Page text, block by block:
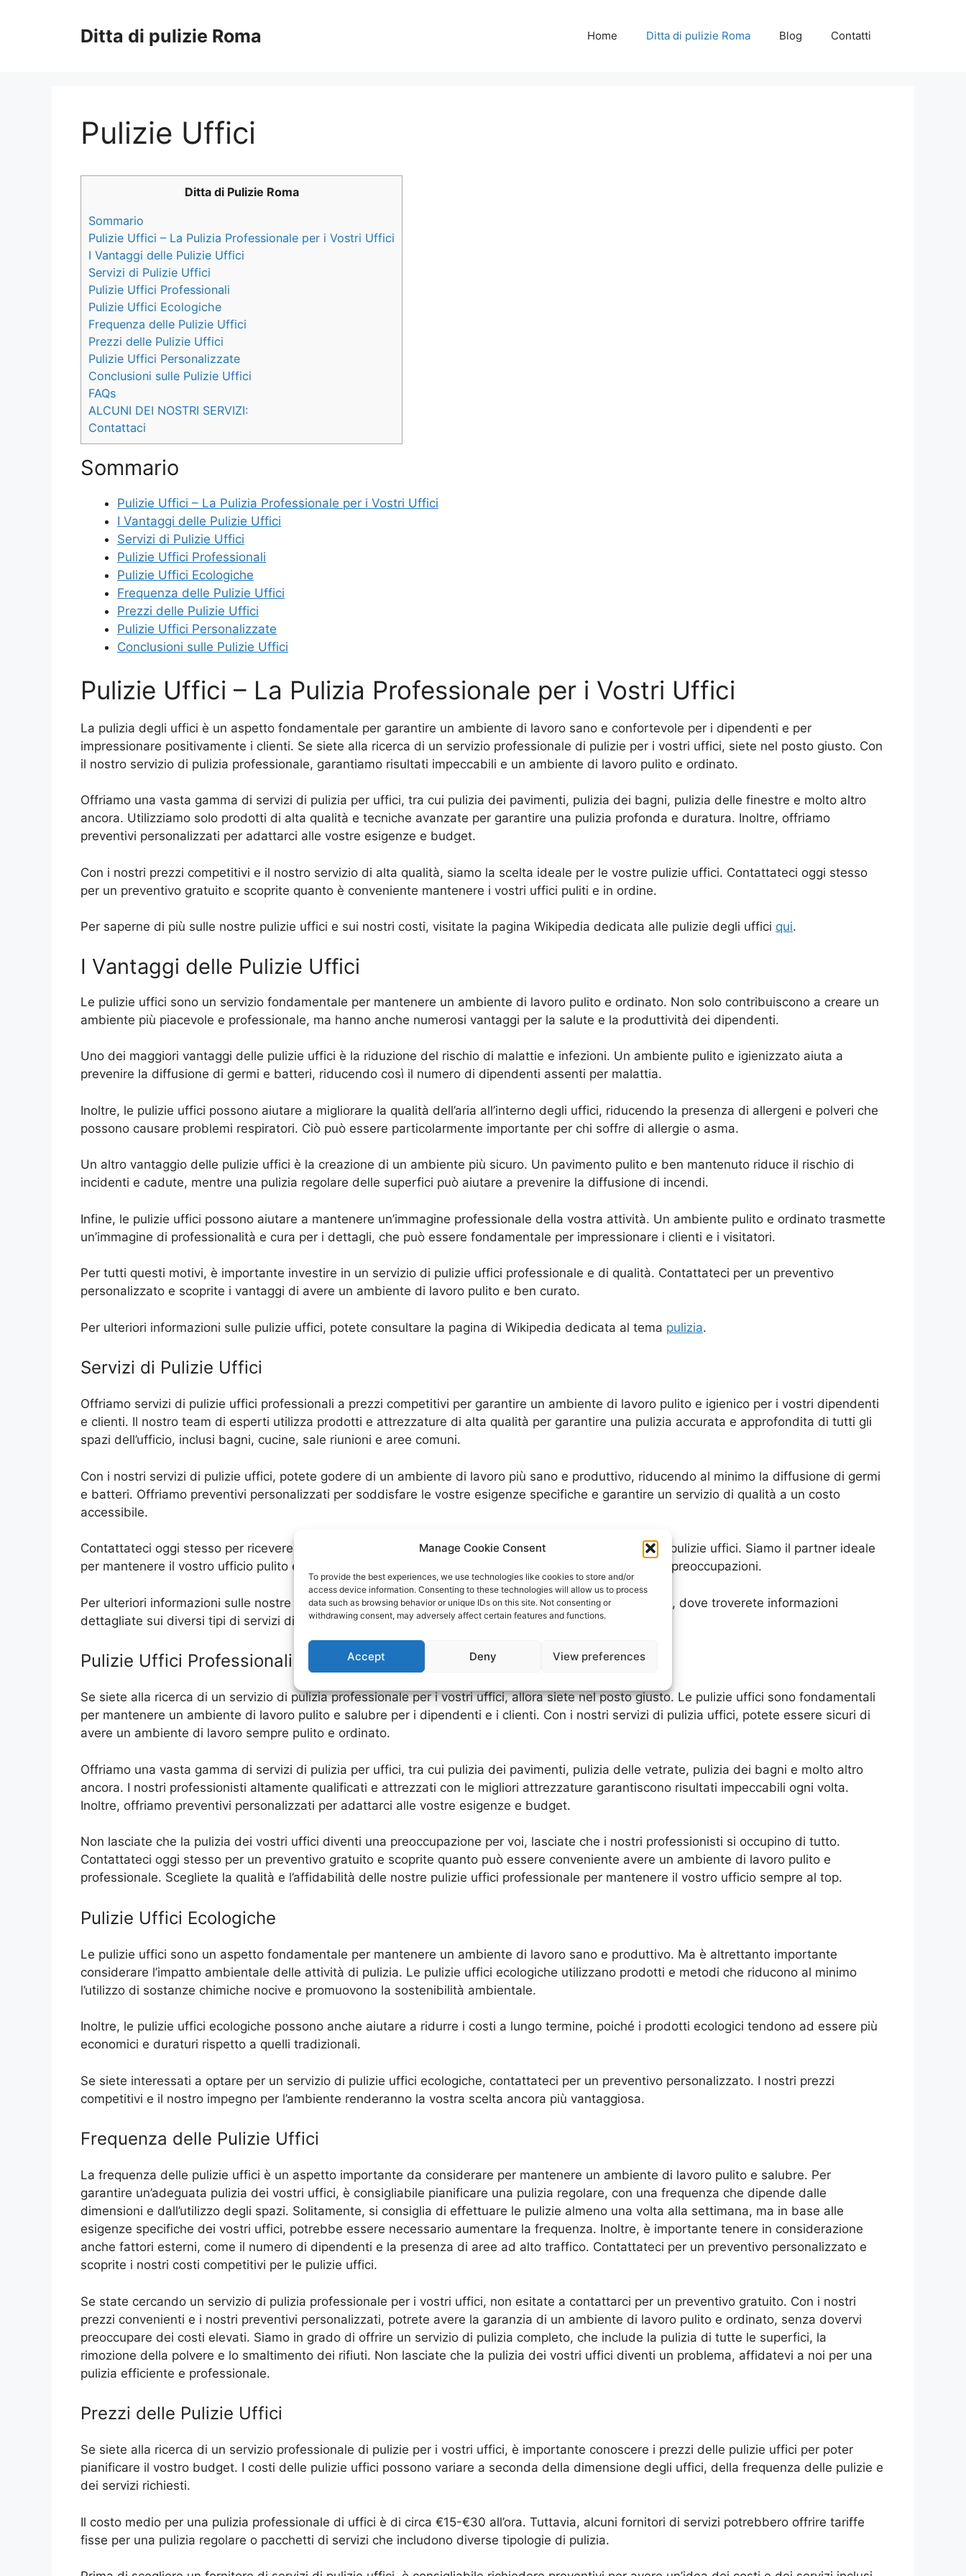
Manage Cookie Consent
To provide the best experiences, we use technologies like cookies to store and/or
access device information. Consenting to these technologies will allow us to process
data such as browsing behavior or unique IDs on this site. Not consenting or
withdrawing consent, may adversely affect certain features and functions.
Accept Deny View preferences
Ditta di pulizie Roma Home Ditta di pulizie Roma Blog Contatti
Pulizie Uffici
Ditta di Pulizie Roma
Sommario
Pulizie Uffici – La Pulizia Professionale per i Vostri Uffici
I Vantaggi delle Pulizie Uffici
Servizi di Pulizie Uffici
Pulizie Uffici Professionali
Pulizie Uffici Ecologiche
Frequenza delle Pulizie Uffici
Prezzi delle Pulizie Uffici
Pulizie Uffici Personalizzate
Conclusioni sulle Pulizie Uffici
FAQs
ALCUNI DEI NOSTRI SERVIZI:
Contattaci
Sommario
Pulizie Uffici – La Pulizia Professionale per i Vostri Uffici
I Vantaggi delle Pulizie Uffici
Servizi di Pulizie Uffici
Pulizie Uffici Professionali
Pulizie Uffici Ecologiche
Frequenza delle Pulizie Uffici
Prezzi delle Pulizie Uffici
Pulizie Uffici Personalizzate
Conclusioni sulle Pulizie Uffici
Pulizie Uffici – La Pulizia Professionale per i Vostri Uffici
La pulizia degli uffici è un aspetto fondamentale per garantire un ambiente di lavoro sano e confortevole per i dipendenti e per
impressionare positivamente i clienti. Se siete alla ricerca di un servizio professionale di pulizie per i vostri uffici, siete nel posto giusto. Con
il nostro servizio di pulizia professionale, garantiamo risultati impeccabili e un ambiente di lavoro pulito e ordinato.
Offriamo una vasta gamma di servizi di pulizia per uffici, tra cui pulizia dei pavimenti, pulizia dei bagni, pulizia delle finestre e molto altro
ancora. Utilizziamo solo prodotti di alta qualità e tecniche avanzate per garantire una pulizia profonda e duratura. Inoltre, offriamo
preventivi personalizzati per adattarci alle vostre esigenze e budget.
Con i nostri prezzi competitivi e il nostro servizio di alta qualità, siamo la scelta ideale per le vostre pulizie uffici. Contattateci oggi stesso
per un preventivo gratuito e scoprite quanto è conveniente mantenere i vostri uffici puliti e in ordine.
Per saperne di più sulle nostre pulizie uffici e sui nostri costi, visitate la pagina Wikipedia dedicata alle pulizie degli uffici qui.
I Vantaggi delle Pulizie Uffici
Le pulizie uffici sono un servizio fondamentale per mantenere un ambiente di lavoro pulito e ordinato. Non solo contribuiscono a creare un
ambiente più piacevole e professionale, ma hanno anche numerosi vantaggi per la salute e la produttività dei dipendenti.
Uno dei maggiori vantaggi delle pulizie uffici è la riduzione del rischio di malattie e infezioni. Un ambiente pulito e igienizzato aiuta a
prevenire la diffusione di germi e batteri, riducendo così il numero di dipendenti assenti per malattia.
Inoltre, le pulizie uffici possono aiutare a migliorare la qualità dell’aria all’interno degli uffici, riducendo la presenza di allergeni e polveri che
possono causare problemi respiratori. Ciò può essere particolarmente importante per chi soffre di allergie o asma.
Un altro vantaggio delle pulizie uffici è la creazione di un ambiente più sicuro. Un pavimento pulito e ben mantenuto riduce il rischio di
incidenti e cadute, mentre una pulizia regolare delle superfici può aiutare a prevenire la diffusione di incendi.
Infine, le pulizie uffici possono aiutare a mantenere un’immagine professionale della vostra attività. Un ambiente pulito e ordinato trasmette
un’immagine di professionalità e cura per i dettagli, che può essere fondamentale per impressionare i clienti e i visitatori.
Per tutti questi motivi, è importante investire in un servizio di pulizie uffici professionale e di qualità. Contattateci per un preventivo
personalizzato e scoprite i vantaggi di avere un ambiente di lavoro pulito e ben curato.
Per ulteriori informazioni sulle pulizie uffici, potete consultare la pagina di Wikipedia dedicata al tema pulizia.
Servizi di Pulizie Uffici
Offriamo servizi di pulizie uffici professionali a prezzi competitivi per garantire un ambiente di lavoro pulito e igienico per i vostri dipendenti
e clienti. Il nostro team di esperti utilizza prodotti e attrezzature di alta qualità per garantire una pulizia accurata e approfondita di tutti gli
spazi dell’ufficio, inclusi bagni, cucine, sale riunioni e aree comuni.
Con i nostri servizi di pulizie uffici, potete godere di un ambiente di lavoro più sano e produttivo, riducendo al minimo la diffusione di germi
e batteri. Offriamo preventivi personalizzati per soddisfare le vostre esigenze specifiche e garantire un servizio di qualità a un costo
accessibile.
Contattateci oggi stesso per ricevere un preventivo gratuito e scoprire i nostri prezzi competitivi per le pulizie uffici. Siamo il partner ideale
per mantenere il vostro ufficio pulito e ordinato, permettendovi di concentrarvi sul vostro lavoro senza preoccupazioni.
Per ulteriori informazioni sulle nostre pulizie uffici, potete consultare la pagina diWikipedia sulla pulizia , dove troverete informazioni
dettagliate sui diversi tipi di servizi di pulizia disponibili.
Pulizie Uffici Professionali
Se siete alla ricerca di un servizio di pulizia professionale per i vostri uffici, allora siete nel posto giusto. Le pulizie uffici sono fondamentali
per mantenere un ambiente di lavoro pulito e salubre per i dipendenti e i clienti. Con i nostri servizi di pulizia uffici, potete essere sicuri di
avere un ambiente di lavoro sempre pulito e ordinato.
Offriamo una vasta gamma di servizi di pulizia per uffici, tra cui pulizia dei pavimenti, pulizia delle vetrate, pulizia dei bagni e molto altro
ancora. I nostri professionisti altamente qualificati e attrezzati con le migliori attrezzature garantiscono risultati impeccabili ogni volta.
Inoltre, offriamo preventivi personalizzati per adattarci alle vostre esigenze e budget.
Non lasciate che la pulizia dei vostri uffici diventi una preoccupazione per voi, lasciate che i nostri professionisti si occupino di tutto.
Contattateci oggi stesso per un preventivo gratuito e scoprite quanto può essere conveniente avere un ambiente di lavoro pulito e
professionale. Scegliete la qualità e l’affidabilità delle nostre pulizie uffici professionale per mantenere il vostro ufficio sempre al top.
Pulizie Uffici Ecologiche
Le pulizie uffici sono un aspetto fondamentale per mantenere un ambiente di lavoro sano e produttivo. Ma è altrettanto importante
considerare l’impatto ambientale delle attività di pulizia. Le pulizie uffici ecologiche utilizzano prodotti e metodi che riducono al minimo
l’utilizzo di sostanze chimiche nocive e promuovono la sostenibilità ambientale.
Inoltre, le pulizie uffici ecologiche possono anche aiutare a ridurre i costi a lungo termine, poiché i prodotti ecologici tendono ad essere più
economici e duraturi rispetto a quelli tradizionali.
Se siete interessati a optare per un servizio di pulizie uffici ecologiche, contattateci per un preventivo personalizzato. I nostri prezzi
competitivi e il nostro impegno per l’ambiente renderanno la vostra scelta ancora più vantaggiosa.
Frequenza delle Pulizie Uffici
La frequenza delle pulizie uffici è un aspetto importante da considerare per mantenere un ambiente di lavoro pulito e salubre. Per
garantire un’adeguata pulizia dei vostri uffici, è consigliabile pianificare una pulizia regolare, con una frequenza che dipende dalle
dimensioni e dall’utilizzo degli spazi. Solitamente, si consiglia di effettuare le pulizie almeno una volta alla settimana, ma in base alle
esigenze specifiche dei vostri uffici, potrebbe essere necessario aumentare la frequenza. Inoltre, è importante tenere in considerazione
anche fattori esterni, come il numero di dipendenti e la presenza di aree ad alto traffico. Contattateci per un preventivo personalizzato e
scoprite i nostri costi competitivi per le pulizie uffici.
Se state cercando un servizio di pulizia professionale per i vostri uffici, non esitate a contattarci per un preventivo gratuito. Con i nostri
prezzi convenienti e i nostri preventivi personalizzati, potrete avere la garanzia di un ambiente di lavoro pulito e ordinato, senza dovervi
preoccupare dei costi elevati. Siamo in grado di offrire un servizio di pulizia completo, che include la pulizia di tutte le superfici, la
rimozione della polvere e lo smaltimento dei rifiuti. Non lasciate che la pulizia dei vostri uffici diventi un problema, affidatevi a noi per una
pulizia efficiente e professionale.
Prezzi delle Pulizie Uffici
Se siete alla ricerca di un servizio professionale di pulizie per i vostri uffici, è importante conoscere i prezzi delle pulizie uffici per poter
pianificare il vostro budget. I costi delle pulizie uffici possono variare a seconda della dimensione degli uffici, della frequenza delle pulizie e
dei servizi richiesti.
Il costo medio per una pulizia professionale di uffici è di circa €15-€30 all’ora. Tuttavia, alcuni fornitori di servizi potrebbero offrire tariffe
fisse per una pulizia regolare o pacchetti di servizi che includono diverse tipologie di pulizia.